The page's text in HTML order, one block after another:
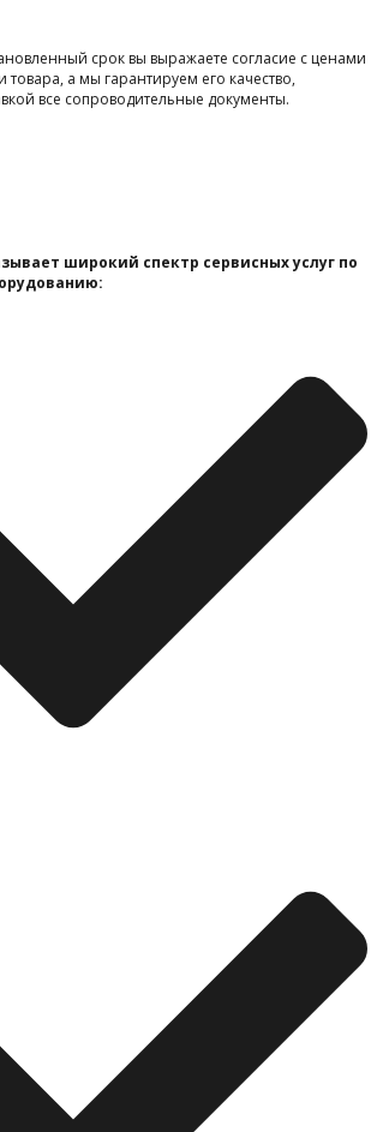
срок вы выражаете согласие с ценами
товара, а мы гарантируем его качество,
все сопроводительные документы.
широкий спектр сервисных услуг по